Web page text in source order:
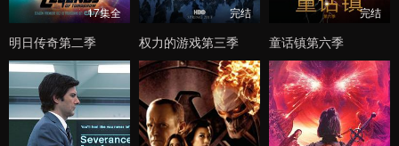
17集全
明日传奇第二季
完结
权力的游戏第三季
完结
童话镇第六季